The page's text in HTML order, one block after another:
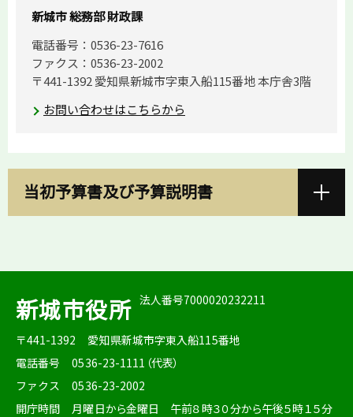
新城市 総務部 財政課
電話番号：0536-23-7616
ファクス：0536-23-2002
〒441-1392 愛知県新城市字東入船115番地 本庁舎3階
お問い合わせはこちらから
当初予算書及び予算説明書
新城市役所 法人番号7000020232211
〒441-1392
愛知県新城市字東入船115番地
電話番号
0536-23-1111（代表）
ファクス
0536-23-2002
開庁時間
月曜日から金曜日 午前８時３０分から午後５時１５分